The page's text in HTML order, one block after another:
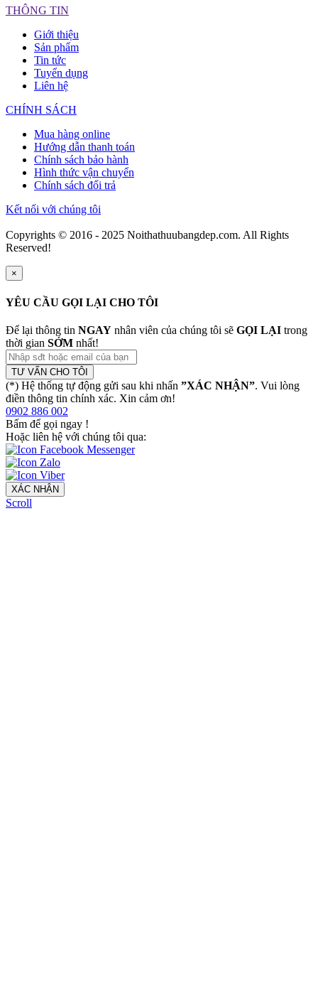
THÔNG TIN
Giới thiệu
Sản phẩm
Tin tức
Tuyển dụng
Liên hệ
CHÍNH SÁCH
Mua hàng online
Hướng dẫn thanh toán
Chính sách bảo hành
Hình thức vận chuyển
Chính sách đổi trả
Kết nối với chúng tôi
Copyrights © 2016 - 2025 Noithathuubangdep.com. All Rights
Reserved!
×
YÊU CẦU GỌI LẠI CHO TÔI
Để lại thông tin NGAY nhân viên của chúng tôi sẽ GỌI LẠI trong
thời gian SỚM nhất!
TƯ VẤN CHO TÔI
(*) Hệ thống tự động gửi sau khi nhấn ”XÁC NHẬN”. Vui lòng
điền thông tin chính xác. Xin cảm ơn!
0902 886 002
Bấm để gọi ngay !
Hoặc liên hệ với chúng tôi qua:
XÁC NHẬN
Scroll